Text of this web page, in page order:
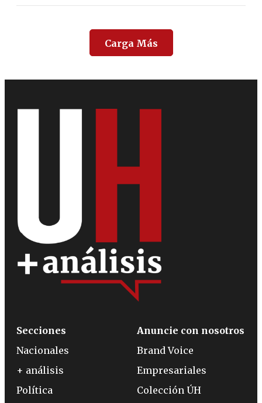
Carga Más
Secciones
Nacionales
+ análisis
Política
Anuncie con nosotros
Brand Voice
Empresariales
Colección ÚH